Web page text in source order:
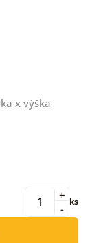
x výška
-
+ ks